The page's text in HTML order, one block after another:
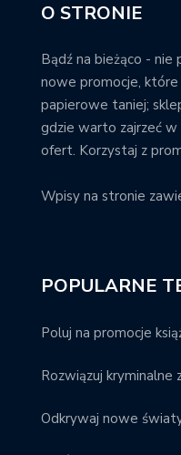
O STRONIE
Bądź na bieżąco - nie
nowe promocje, które
papierowe taniej;
gdzie warto zajrzeć w
ofert. Korzystaj z
Wpisy na stronie
POPULARNE
Poluj na promocje
Rozwiązuj kryminalne
Odkrywaj nowe